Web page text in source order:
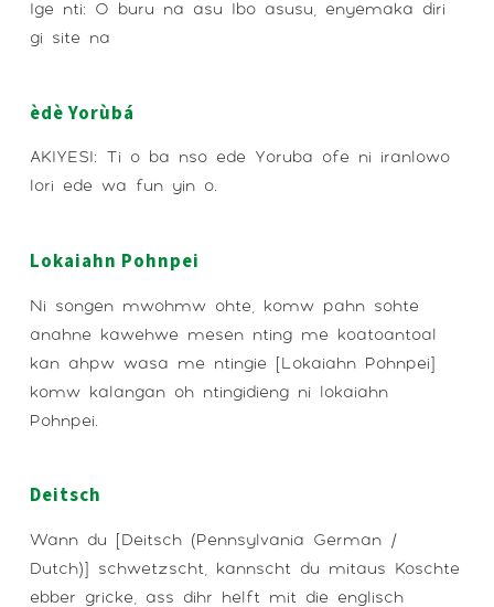
Ige nti: O buru na asu Ibo asusu, enyemaka diri
gi site na
èdè Yorùbá
AKIYESI: Ti o ba nso ede Yoruba ofe ni iranlowo
lori ede wa fun yin o.
Lokaiahn Pohnpei
Ni songen mwohmw ohte, komw pahn sohte
anahne kawehwe mesen nting me koatoantoal
kan ahpw wasa me ntingie [Lokaiahn Pohnpei]
komw kalangan oh ntingidieng ni lokaiahn
Pohnpei.
Deitsch
Wann du [Deitsch (Pennsylvania German /
Dutch)] schwetzscht, kannscht du mitaus Koschte
ebber gricke, ass dihr helft mit die englisch